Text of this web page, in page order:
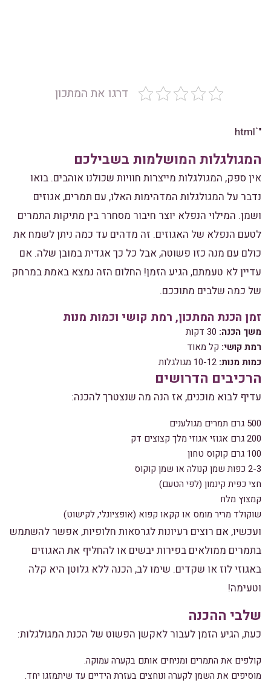
דרגו את המתכון
"`html
המגולגלות המושלמות בשבילכם
אין ספק, המגולגלות מייצרות חוויות שכולנו אוהבים. בואו
נדבר על המגולגלות המדהימות האלו, עם תמרים, אגוזים
ושמן. המילוי הנפלא יוצר חיבור מסחרר בין מתיקות התמרים
לטעם הנפלא של האגוזים. זה מדהים עד כמה ניתן לשמח את
כולם עם מנה כזו פשוטה, אבל כל כך אגדית במובן שלה. אם
עדיין לא טעמתם, הגיע הזמן! החלום הזה נמצא באמת במרחק
של כמה שלבים מתוככם.
זמן הכנת המתכון, רמת קושי וכמות מנות
משך הכנה:
רמת קושי: קל מאוד
כמות מנות:
הרכיבים הדרושים
עדיף לבוא מוכנים, אז הנה מה שנצטרך להכנה:
500 גרם תמרים מגולענים
200 גרם אגוזי אגוזי מלך קצוצים דק
100 גרם קוקוס טחון
2-3 כפות שמן קנולה או שמן קוקוס
חצי כפית קינמון (לפי הטעם)
קמצוץ מלח
שוקולד מריר מומס או קקאו קפוא (אופציונלי, לקישוט)
ועכשיו, אם רוצים רעיונות לגרסאות חלופיות, אפשר להשתמש
בתמרים ממולאים בפירות יבשים או להחליף את האגוזים
באגוזי לוז או שקדים. שימו לב, הכנה ללא גלוטן היא קלה
וטעימה!
שלבי ההכנה
כעת, הגיע הזמן לעבור לאקשן הפשוט של הכנת המגולגלות:
קולפים את התמרים ומניחים אותם בקערה עמוקה.
מוסיפים את השמן לקערה ונוחצים בעזרת הידיים עד שיתמזגו יחד.